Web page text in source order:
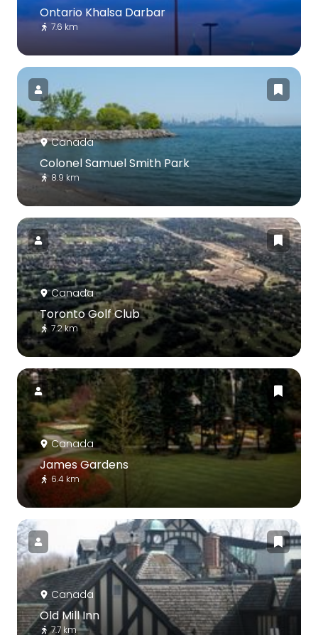
Ontario Khalsa Darbar
7.6 km
Canada
Colonel Samuel Smith Park
8.9 km
Canada
Toronto Golf Club
7.2 km
Canada
James Gardens
6.4 km
Canada
Old Mill Inn
7.7 km